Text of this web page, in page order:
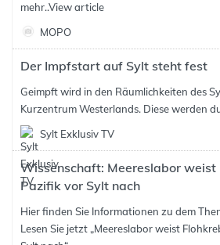
mehr..View article
MOPO
Der Impfstart auf Sylt steht fest
Geimpft wird in den Räumlichkeiten des
Kurzentrum Westerlands. Diese werden
Sylt Exklusiv TV
Wissenschaft: Meereslabor weist
Pazifik vor Sylt nach
Hier finden Sie Informationen zu dem
Lesen Sie jetzt „Meereslabor weist